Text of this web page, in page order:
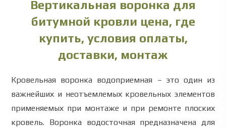
Вертикальная воронка для
битумной кровли цена, где
купить, условия оплаты,
доставки, монтаж
Кровельная воронка водоприемная – это один из
важнейших и неотъемлемых кровельных элементов
применяемых при монтаже и при ремонте плоских
кровель. Воронка водосточная предназначена для